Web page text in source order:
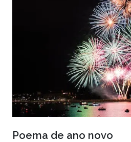
Poema de ano novo